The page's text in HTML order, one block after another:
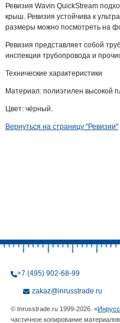
Ревизия Wavin QuickStream
крыш. Ревизия устойчива к
размеры можно посмотреть на
Ревизия представляет собой
инспекции трубопровода и
Технические характеристики
Материал: полиэтилен высокой
Цвет: чёрный.
Вернуться на страницу "Ревизии"
+7 (495) 902-68-99
zakaz@inrusstrade.ru
© Inrusstrade.ru 1999-2026. «
частичное копирование